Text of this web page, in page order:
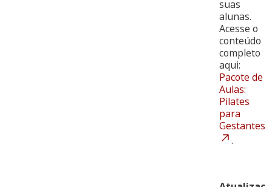
suas
alunas.
Acesse o
conteúdo
completo
aqui:
Pacote de
Aulas:
Pilates
para
Gestantes
.